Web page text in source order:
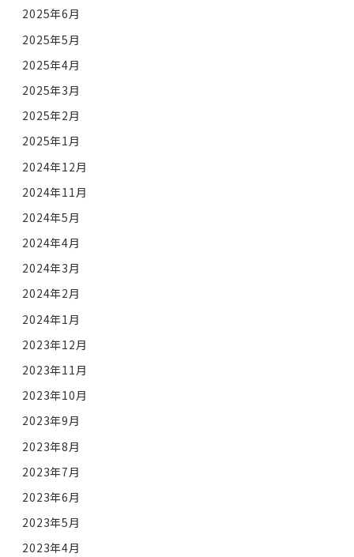
2025年6月
2025年5月
2025年4月
2025年3月
2025年2月
2025年1月
2024年12月
2024年11月
2024年5月
2024年4月
2024年3月
2024年2月
2024年1月
2023年12月
2023年11月
2023年10月
2023年9月
2023年8月
2023年7月
2023年6月
2023年5月
2023年4月